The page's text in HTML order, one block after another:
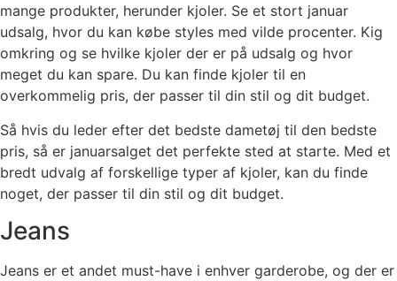
mange produkter, herunder kjoler. Se et stort januar
udsalg, hvor du kan købe styles med vilde procenter. Kig
omkring og se hvilke kjoler der er på udsalg og hvor
meget du kan spare. Du kan finde kjoler til en
overkommelig pris, der passer til din stil og dit budget.
Så hvis du leder efter det bedste dametøj til den bedste
pris, så er januarsalget det perfekte sted at starte. Med et
bredt udvalg af forskellige typer af kjoler, kan du finde
noget, der passer til din stil og dit budget.
Jeans
Jeans er et andet must-have i enhver garderobe, og der er